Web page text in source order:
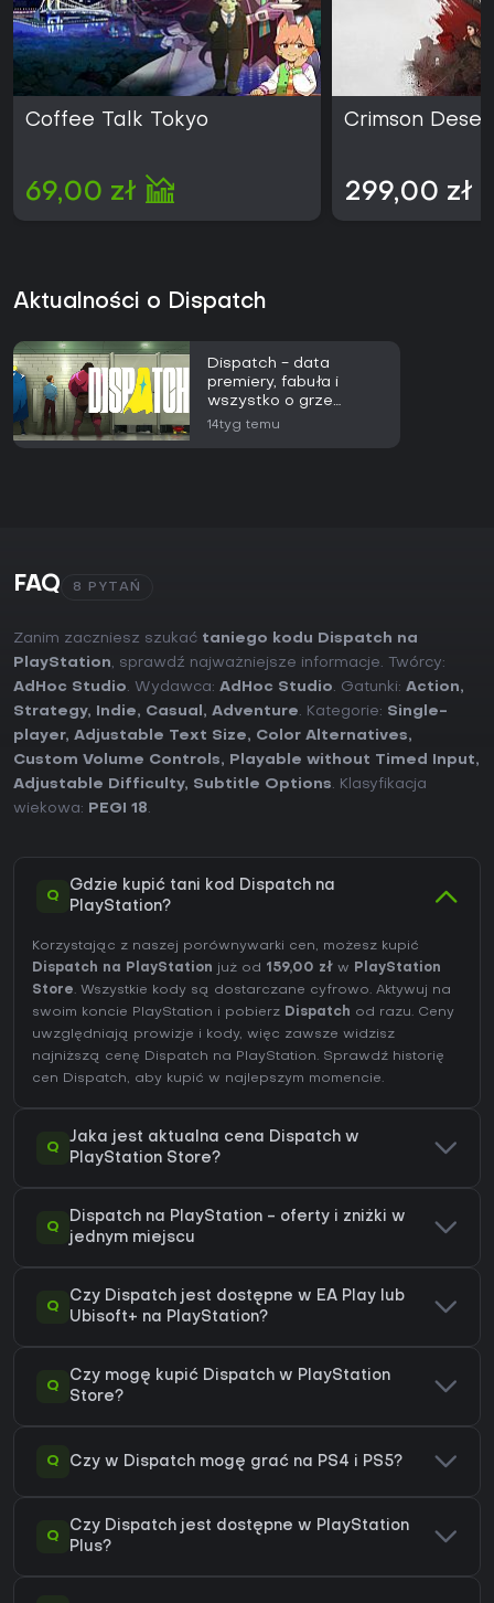
Coffee Talk Tokyo
69,00 zł
Crimson
299,00 zł
Aktualności o Dispatch
Dispatch - data
premiery, fabuła i
wszystko o grze
AdHoc Studio
14tyg temu
FAQ 8 PYTAŃ
Zanim zaczniesz szukać taniego kodu Dispatch na
PlayStation, sprawdź najważniejsze informacje. Twórcy:
AdHoc Studio. Wydawca: AdHoc Studio. Gatunki: Action,
Strategy, Indie, Casual , Adventure. Kategorie: Single-
player, Adjustable Text Size, Color Alternatives,
Custom Volume Controls, Playable without Timed Input,
Adjustable Difficulty, Subtitle Options. Klasyfikacja
wiekowa:
PEGI 18.
Q
Gdzie kupić tani kod Dispatch na
PlayStation?
Korzystając z naszej porównywarki cen, możesz kupić
Dispatch na PlayStation już od 159,00 zł w PlayStation
Store. Wszystkie kody są dostarczane cyfrowo. Aktywuj na
swoim koncie PlayStation i pobierz Dispatch od razu. Ceny
uwzględniają prowizje i kody, więc zawsze widzisz
najniższą cenę Dispatch na PlayStation. Sprawdź historię
cen Dispatch, aby kupić w najlepszym momencie.
Q
Jaka jest aktualna cena Dispatch w
PlayStation Store?
Q
Dispatch na PlayStation - oferty i zniżki w
jednym miejscu
Q
Czy Dispatch jest dostępne w EA Play lub
Ubisoft+ na PlayStation?
Q
Czy mogę kupić Dispatch w PlayStation
Store?
Q Czy w Dispatch mogę grać na PS4 i PS5?
Q
Czy Dispatch jest dostępne w PlayStation
Plus?